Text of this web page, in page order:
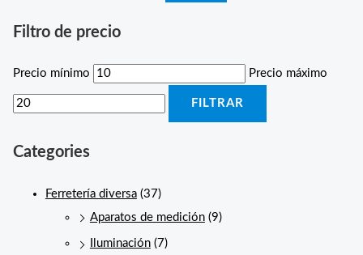
Filtro de precio
Precio mínimo Precio máximo
FILTRAR
Categories
Ferretería diversa (37)
Aparatos de medición (9)
Iluminación (7)